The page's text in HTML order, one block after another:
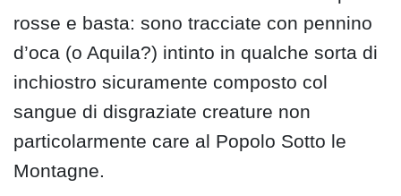
rosse e basta: sono tracciate con pennino
d’oca (o Aquila?) intinto in qualche sorta di
inchiostro sicuramente composto col
sangue di disgraziate creature non
particolarmente care al Popolo Sotto le
Montagne.